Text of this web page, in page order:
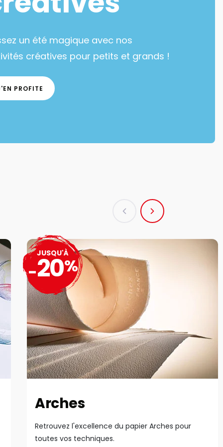
un été magique avec nos
créatives pour petits et grands !
PROFITE
Arches
Retrouvez l'excellence du papier Arches pour
toutes vos techniques.
JUSQU'À
-20%